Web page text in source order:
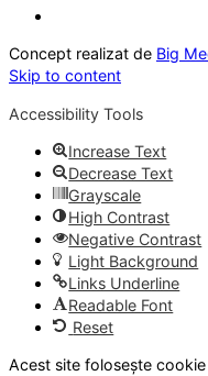
Concept realizat de Big
Skip to content
Accessibility Tools
Increase Text
Decrease Text
Grayscale
High Contrast
Negative Contrast
Light Background
Links Underline
Readable Font
Reset
Acest site folosește cookie